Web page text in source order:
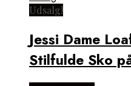
Udsalg!
Jessi Dame
Stilfulde Sko